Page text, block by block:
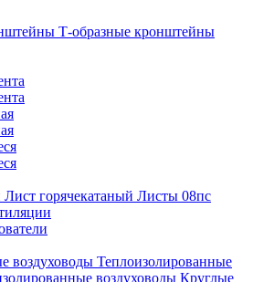
Т-образные кронштейны
Лист горячекатаный Листы 08пс
воздуховоды Теплоизолированные
воздуховоды Круглые